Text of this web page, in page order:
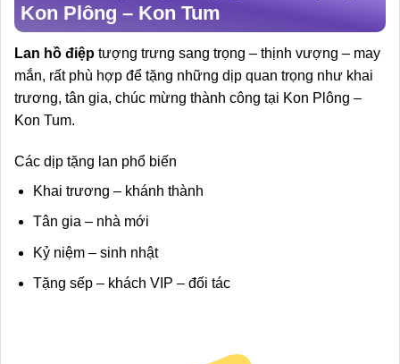
Kon Plông – Kon Tum
Lan hồ điệp tượng trưng sang trọng – thịnh vượng – may
mắn, rất phù hợp để tặng những dịp quan trọng như khai
trương, tân gia, chúc mừng thành công tại Kon Plông –
Kon Tum.
Các dịp tặng lan phổ biến
Khai trương – khánh thành
Tân gia – nhà mới
Kỷ niệm – sinh nhật
Tặng sếp – khách VIP – đối tác